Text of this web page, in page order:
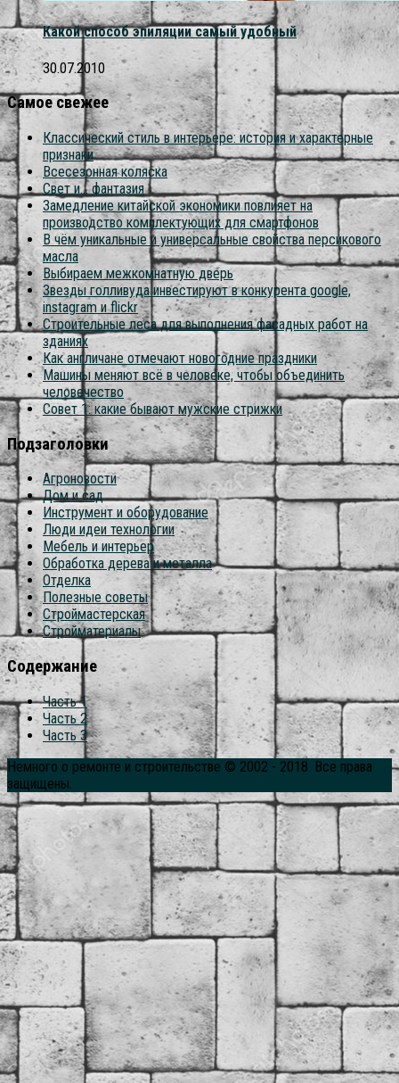
Какой способ эпиляции самый удобный
30.07.2010
Самое свежее
Классический стиль в интерьере: история и характерные
признаки
Всесезонная коляска
Свет и… фантазия
Замедление китайской экономики повлияет на
производство комплектующих для смартфонов
В чём уникальные и универсальные свойства персикового
масла
Выбираем межкомнатную дверь
Звезды голливуда инвестируют в конкурента google,
instagram и flickr
Строительные леса для выполнения фасадных работ на
зданиях
Как англичане отмечают новогодние праздники
Машины меняют всё в человеке, чтобы объединить
человечество
Совет 1: какие бывают мужские стрижки
Подзаголовки
Агроновости
Дом и сад
Инструмент и оборудование
Люди идеи технологии
Мебель и интерьер
Обработка дерева и металла
Отделка
Полезные советы
Строймастерская
Стройматериалы
Содержание
Часть 1
Часть 2
Часть 3
Немного о ремонте и строительстве © 2002 - 2018. Все права
защищены.